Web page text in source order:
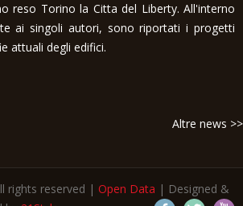
reso Torino la Citta del Liberty. All'interno
ai singoli autori, sono riportati i progetti
attuali degli edifici.
Altre news >>
rights reserved | Open Data | Designed &